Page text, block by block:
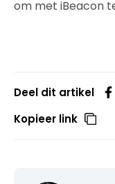
om met iBeacon
Deel dit artikel
Kopieer link